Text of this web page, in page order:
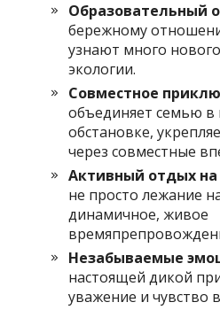
Образовательный
бережному
узнают много
экологии.
Совместное
объединяет семью в
обстановке,
через совместные
Активный отдых
не просто лежание
динамичное, живое
Незабываемые
настоящей дикой
уважение и чувство